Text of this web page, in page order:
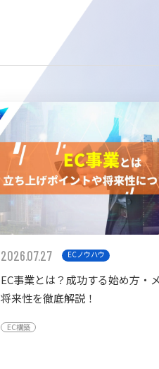
2026.07.27 ECノウハウ
EC事業とは？成功する始め方・
将来性を徹底解説！
EC構築